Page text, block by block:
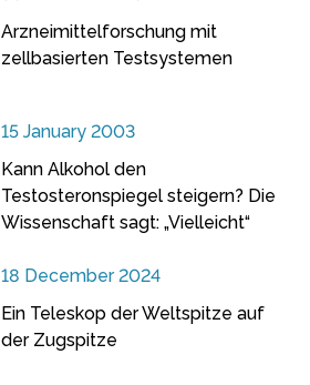
Arzneimittelforschung mit
zellbasierten Testsystemen
15 January 2003
Kann Alkohol den
Testosteronspiegel steigern? Die
Wissenschaft sagt: „Vielleicht“
18 December 2024
Ein Teleskop der Weltspitze auf
der Zugspitze